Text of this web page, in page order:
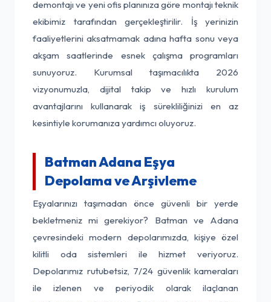
demontajı ve yeni ofis planınıza göre montajı teknik
ekibimiz tarafından gerçekleştirilir. İş yerinizin
faaliyetlerini aksatmamak adına hafta sonu veya
akşam saatlerinde esnek çalışma programları
sunuyoruz. Kurumsal taşımacılıkta 2026
vizyonumuzla, dijital takip ve hızlı kurulum
avantajlarını kullanarak iş sürekliliğinizi en az
kesintiyle korumanıza yardımcı oluyoruz.
Batman Adana Eşya
Depolama ve Arşivleme
Eşyalarınızı taşımadan önce güvenli bir yerde
bekletmeniz mi gerekiyor? Batman ve Adana
çevresindeki modern depolarımızda, kişiye özel
kilitli oda sistemleri ile hizmet veriyoruz.
Depolarımız rutubetsiz, 7/24 güvenlik kameraları
ile izlenen ve periyodik olarak ilaçlanan